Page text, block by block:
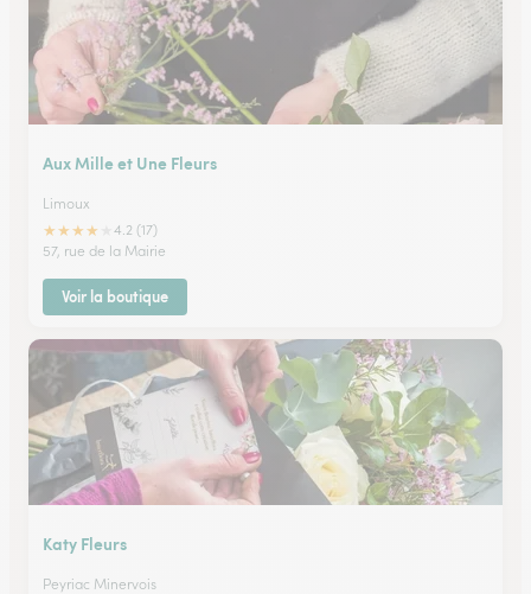
Aux Mille et Une Fleurs
Limoux
★★★★
4.2 (17)
57, rue de la Mairie
Voir la boutique
Katy Fleurs
Peyriac Minervois